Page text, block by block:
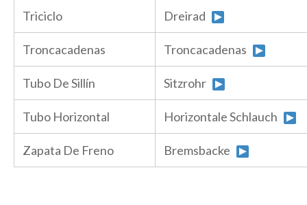
Triciclo Dreirad
Troncacadenas Troncacadenas
Tubo De Sillín Sitzrohr
Tubo Horizontal Horizontale Schlauch
Zapata De Freno Bremsbacke